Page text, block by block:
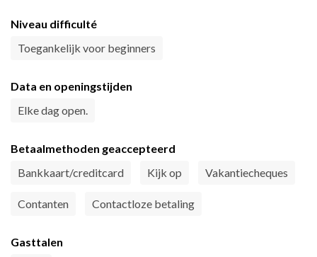
Niveau difficulté
Toegankelijk voor beginners
Data en openingstijden
Elke dag open.
Betaalmethoden geaccepteerd
Bankkaart/creditcard
Kijk op Vakantiecheques
Contanten Contactloze betaling
Gasttalen